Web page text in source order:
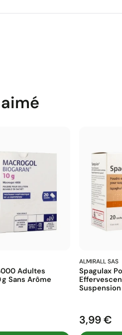
Adultes
G Sans Arôme
ALMIRALL SAS
Spagulax
Suspension
Prix
3,99 €